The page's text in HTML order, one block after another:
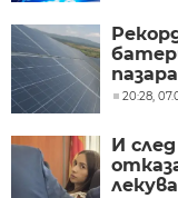
пазара
20:28,
И